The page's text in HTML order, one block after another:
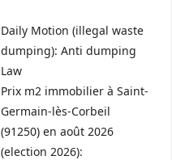
Daily Motion (illegal waste
dumping): Anti dumping
Law
Prix m2 immobilier à Saint-
Germain-lès-Corbeil
(91250) en août 2026
(election 2026):